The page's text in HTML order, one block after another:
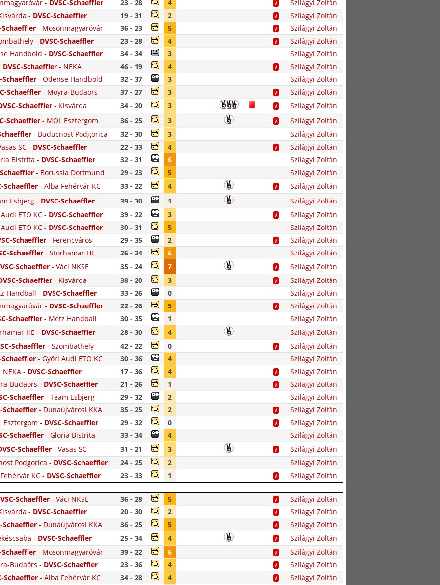
- DVSC-Schaeffler 23 - 28 4 V
Szilágyi Zoltán
- DVSC-Schaeffler 19 - 31 2 V
Szilágyi Zoltán
Schaeffler- Mosonmagyaróvár 36 - 23 5 V
Szilágyi Zoltán
- DVSC-Schaeffler 23 - 28 4 V
Szilágyi Zoltán
Handbold - DVSC-Schaeffler 34 - 34 3
Szilágyi Zoltán
DVSC-Schaeffler - NEKA 46 - 19 4 V
Szilágyi Zoltán
Schaeffler- Odense Handbold 32 - 37 3
Szilágyi Zoltán
Schaeffler - Moyra-Budaörs 37 - 27 3 V
Szilágyi Zoltán
Schaeffler- Kisvárda 34 - 20 3 V
Szilágyi Zoltán
Schaeffler - MOL Esztergom 36 - 25 3 V
Szilágyi Zoltán
- Buducnost Podgorica 32 - 30 3
Szilágyi Zoltán
SC - DVSC-Schaeffler 22 - 33 4 V
Szilágyi Zoltán
Bistrita - DVSC-Schaeffler 32 - 31 6
Szilágyi Zoltán
Schaeffler - Borussia Dortmund 29 - 23 5
Szilágyi Zoltán
Schaeffler - Alba Fehérvár KC 33 - 22 4 V
Szilágyi Zoltán
Esbjerg - DVSC-Schaeffler 39 - 30 1
Szilágyi Zoltán
ETO KC - DVSC-Schaeffler 39 - 22 3 V
Szilágyi Zoltán
ETO KC - DVSC-Schaeffler 30 - 31 5
Szilágyi Zoltán
Schaeffler - Ferencváros 29 - 35 2 V
Szilágyi Zoltán
Schaeffler - Storhamar HE 26 - 24 6
Szilágyi Zoltán
Schaeffler - Váci NKSE 35 - 24 7 V
Szilágyi Zoltán
Schaeffler- Kisvárda 38 - 20 3 V
Szilágyi Zoltán
Handball - DVSC-Schaeffler 33 - 26 0
Szilágyi Zoltán
- DVSC-Schaeffler 22 - 26 5 V
Szilágyi Zoltán
Schaeffler- Metz Handball 30 - 35 1
Szilágyi Zoltán
HE - DVSC-Schaeffler 28 - 30 4
Szilágyi Zoltán
Schaeffler- Szombathely 42 - 22 0 V
Szilágyi Zoltán
Schaeffler - Győri Audi ETO KC 30 - 36 4
Szilágyi Zoltán
NEKA - DVSC-Schaeffler 17 - 36 4 V
Szilágyi Zoltán
Budaörs - DVSC-Schaeffler 21 - 26 1 V
Szilágyi Zoltán
Schaeffler - Team Esbjerg 29 - 32 2
Szilágyi Zoltán
Schaeffler- Dunaújvárosi KKA 35 - 25 2 V
Szilágyi Zoltán
Esztergom - DVSC-Schaeffler 29 - 32 0 V
Szilágyi Zoltán
Schaeffler- Gloria Bistrita 33 - 34 4
Szilágyi Zoltán
Schaeffler - Vasas SC 31 - 21 3 V
Szilágyi Zoltán
Podgorica - DVSC-Schaeffler 24 - 25 2
Szilágyi Zoltán
KC - DVSC-Schaeffler 23 - 33 1 V Szilágyi Zoltán
Schaeffler - Váci NKSE 36 - 28 5 V
Szilágyi Zoltán
- DVSC-Schaeffler 20 - 30 2 V
Szilágyi Zoltán
Schaeffler- Dunaújvárosi KKA 36 - 25 5 V
Szilágyi Zoltán
- DVSC-Schaeffler 25 - 34 4 V
Szilágyi Zoltán
Schaeffler- Mosonmagyaróvár 39 - 22 6 V
Szilágyi Zoltán
Budaörs - DVSC-Schaeffler 23 - 36 4 V
Szilágyi Zoltán
Schaeffler - Alba Fehérvár KC 34 - 28 4 V
Szilágyi Zoltán